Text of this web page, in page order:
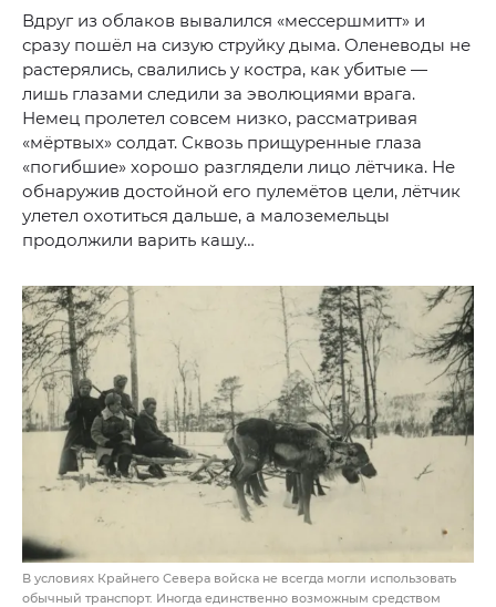
Вдруг из облаков вывалился «мессершмитт» и
сразу пошёл на сизую струйку дыма. Оленеводы не
растерялись, свалились у костра, как убитые —
лишь глазами следили за эволюциями врага.
Немец пролетел совсем низко, рассматривая
«мёртвых» солдат. Сквозь прищуренные глаза
«погибшие» хорошо разглядели лицо лётчика. Не
обнаружив достойной его пулемётов цели, лётчик
улетел охотиться дальше, а малоземельцы
продолжили варить кашу…
В условиях Крайнего Севера войска не всегда могли использовать
обычный транспорт. Иногда единственно возможным средством